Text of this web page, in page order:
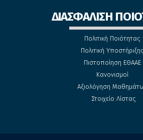
ΔΙΑΣΦΑΛΙΣΗ
Πολιτική Ποιότητας
Πολιτική Υποστήριξης
Πιστοποίηση ΕΘΑΑΕ
Κανονισμοί
Αξιολόγηση
Στοιχείο Λίστας